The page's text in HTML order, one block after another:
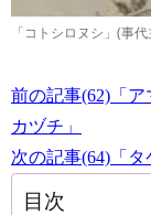
「コトシロヌシ」(事
前の記事(62)「
カヅチ」
次の記事(64)「
目次